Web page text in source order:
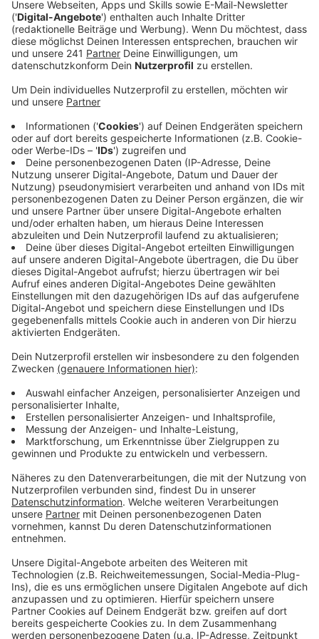
hat im vergangenen Jahr für zusätzliche
Arbeitsbelastung gesorgt.
Veröffentlicht: Dienstag, 02.01.2024 12:25
Anzeige
Brandmeister oder Brandoberinspektoranwärter - das
sind zwei der Berufsausbildungen bei der Leverkusener
Feuerwehr, die im letzten Jahr nicht voll besetzt
werden konnten. Hinzu kommen offene Stellen im
Rettungsdienst, vor allem bei den Notfallsanitätern.
Dass hier Fachkräfte und Nachwuchs fehlen, sei aber
ein Problem bei allen Feuerwehren, so eine Sprecherin.
Für die, die bei der Feuerwehr arbeiten bedeutet das
mehr Arbeit. Denn die Zahl der Einsätze nimmt immer
mehr zu - unter anderem auch durch so genannte
Bagatellfahrten. Das heißt, der Notruf wird immer
öfter gewählt, obwohl gar keine Notfallsituation
Anzeige
Weitere Meldungen aus Leverkusen
Anzeige
Kindersitzung in Leverkusen-Schlebusch
Zeugensuche nach Tresordiebstahl in Leverkusen
Jahreswechsel
Anzeige